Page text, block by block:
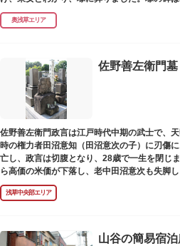
ります。
奥浅草エリア
佐野善左衛門墓
佐野善左衛門政言は江戸時代中期の武士で、
時の権力者田沼意知（田沼意次の子）に刃傷
亡し、政言は切腹となり、28歳で一生を閉じ
ら高価の米価が下落し、老中田沼意次も失脚
ほんじ）境内にあります。
浅草中央部エリア
山谷の簡易宿